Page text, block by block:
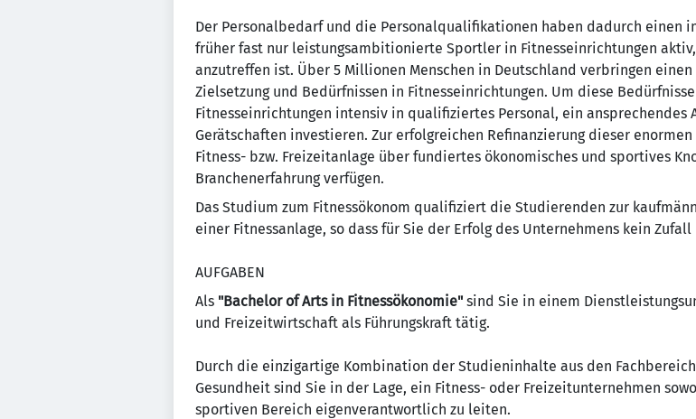
Der Personalbedarf und die Personalqualifikationen haben dadurch einen
früher fast nur leistungsambitionierte Sportler in Fitnesseinrichtungen
anzutreffen ist. Über 5 Millionen Menschen in Deutschland verbringen
Zielsetzung und Bedürfnissen in Fitnesseinrichtungen. Um diese
Fitnesseinrichtungen intensiv in qualifiziertes Personal, ein ansprechendes
Gerätschaften investieren. Zur erfolgreichen Refinanzierung dieser
Fitness- bzw. Freizeitanlage über fundiertes ökonomisches und sportives
Branchenerfahrung verfügen.
Das Studium zum Fitnessökonom qualifiziert die Studierenden zur
einer Fitnessanlage, so dass für Sie der Erfolg des Unternehmens kein
AUFGABEN
Als "Bachelor of Arts in Fitnessökonomie" sind Sie in einem
und Freizeitwirtschaft als Führungskraft tätig.
Durch die einzigartige Kombination der Studieninhalte aus den
Gesundheit sind Sie in der Lage, ein Fitness- oder Freizeitunternehmen
sportiven Bereich eigenverantwortlich zu leiten.